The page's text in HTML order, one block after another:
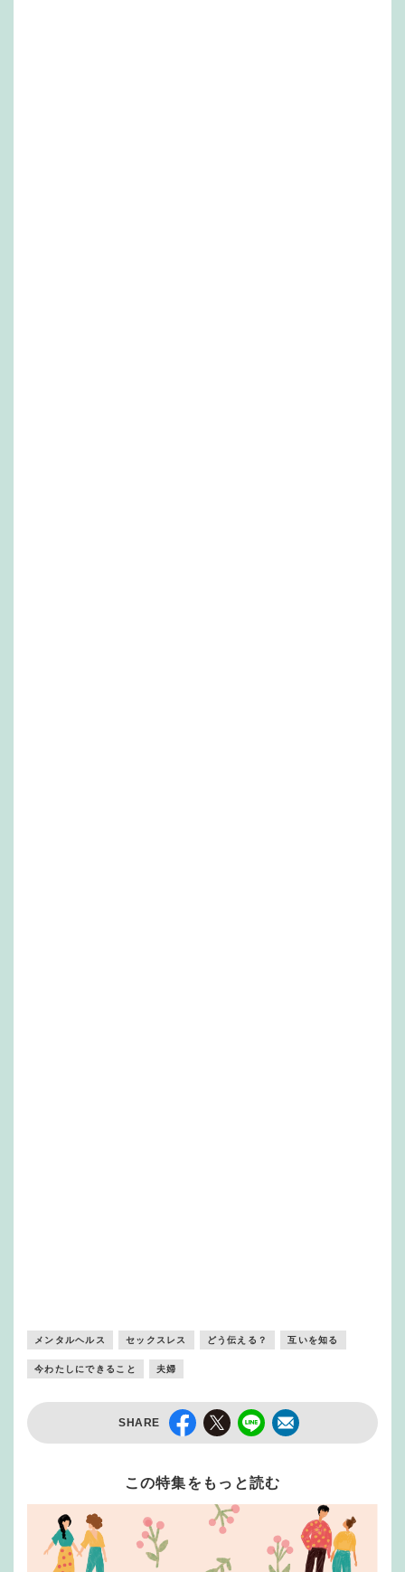
メンタルヘルス セックスレス どう伝える？ 互いを知る
今わたしにできること 夫婦
SHARE
この特集をもっと読む